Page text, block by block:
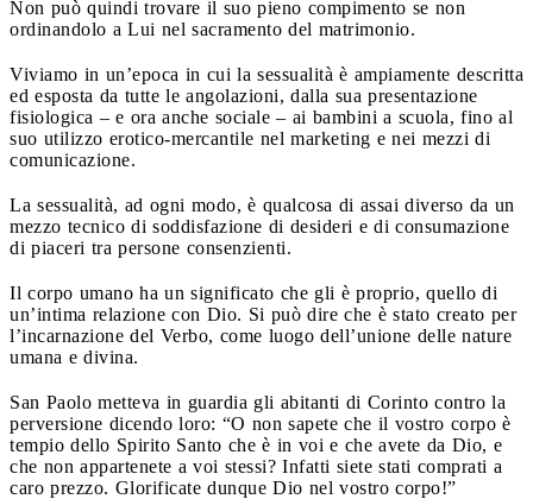
Non può quindi trovare il suo pieno compimento se non
ordinandolo a Lui nel sacramento del matrimonio.
Viviamo in un’epoca in cui la sessualità è ampiamente descritta
ed esposta da tutte le angolazioni, dalla sua presentazione
fisiologica – e ora anche sociale – ai bambini a scuola, fino al
suo utilizzo erotico-mercantile nel marketing e nei mezzi di
comunicazione.
La sessualità, ad ogni modo, è qualcosa di assai diverso da un
mezzo tecnico di soddisfazione di desideri e di consumazione
di piaceri tra persone consenzienti.
Il corpo umano ha un significato che gli è proprio, quello di
un’intima relazione con Dio. Si può dire che è stato creato per
l’incarnazione del Verbo, come luogo dell’unione delle nature
umana e divina.
San Paolo metteva in guardia gli abitanti di Corinto contro la
perversione dicendo loro: “O non sapete che il vostro corpo è
tempio dello Spirito Santo che è in voi e che avete da Dio, e
che non appartenete a voi stessi? Infatti siete stati comprati a
caro prezzo. Glorificate dunque Dio nel vostro corpo!”